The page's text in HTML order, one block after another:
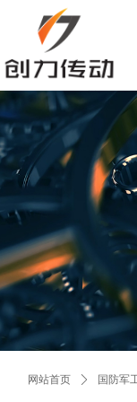
网站首页 ꄲ 国防军
控件[tem_25_34]渲染出错
控件[tem_25_34]渲染出错